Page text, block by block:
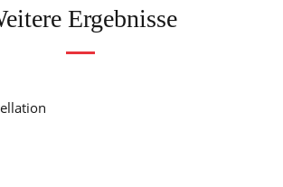
Ergebnisse